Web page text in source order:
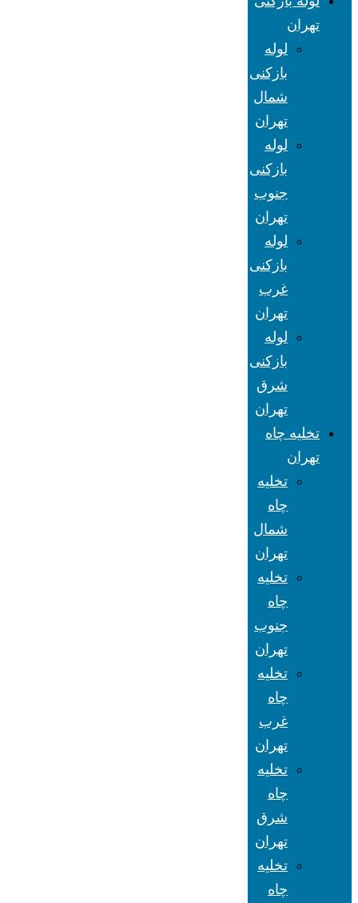
تهران
لوله
بازکنی
شمال
تهران
لوله
بازکنی
جنوب
تهران
لوله
بازکنی
غرب
تهران
لوله
بازکنی
شرق
تهران
تخلیه چاه
تهران
تخلیه
چاه
شمال
تهران
تخلیه
چاه
جنوب
تهران
تخلیه
چاه
غرب
تهران
تخلیه
چاه
شرق
تهران
تخلیه
چاه